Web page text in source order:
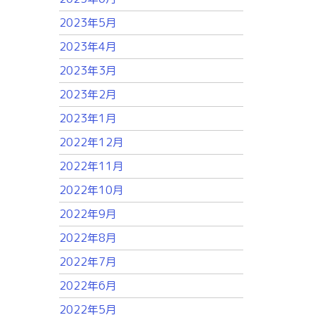
2023年5月
2023年4月
2023年3月
2023年2月
2023年1月
2022年12月
2022年11月
2022年10月
2022年9月
2022年8月
2022年7月
2022年6月
2022年5月